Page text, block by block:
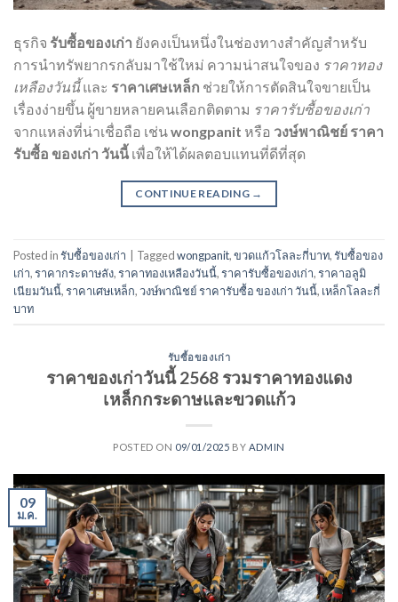
ธุรกิจ รับซื้อของเก่า ยังคงเป็นหนึ่งในช่องทางสำคัญสำหรับ
การนำทรัพยากรกลับมาใช้ใหม่ ความน่าสนใจของ ราคาทอง
เหลืองวันนี้และ ราคาเศษเหล็ก ช่วยให้การตัดสินใจขายเป็น
เรื่องง่ายขึ้น ผู้ขายหลายคนเลือกติดตาม ราคารับซื้อของเก่า
จากแหล่งที่น่าเชื่อถือ เช่นwongpanit หรือ วงษ์พาณิชย์ ราคา
รับซื้อ ของเก่า วันนี้ เพื่อให้ได้ผลตอบแทนที่ดีที่สุด
CONTINUE READING →
Posted inรับซื้อของเก่า Taggedwongpanit,ขวดแก้วโลละกี่บาท,รับซื้อของ
เก่า,ราคากระดาษลัง,ราคาทองเหลืองวันนี้,ราคารับซื้อของเก่า,ราคาอลูมิ
เนียมวันนี้,ราคาเศษเหล็ก,วงษ์พาณิชย์ ราคารับซื้อ ของเก่า วันนี้, เหล็กโลละกี่
บาท
รับซื้อของเก่า
ราคาของเก่าวันนี้ 2568 รวมราคาทองแดง
เหล็กกระดาษและขวดแก้ว
POSTED ON 09/01/2025 BY ADMIN
09
ม.ค.